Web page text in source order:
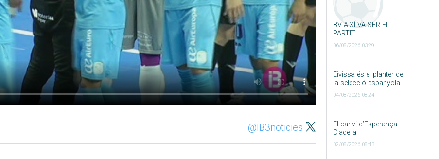
BV AIXÍ VA SER EL
PARTIT
06/08/2026 03:29
Eivissa és el planter de
la selecció espanyola
04/08/2026 08:24
El canvi d’Esperança
Cladera
02/08/2026 08:43
@IB3noticies